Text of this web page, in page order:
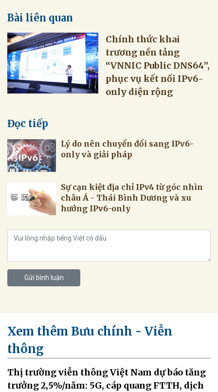
Bài liên quan
Chính thức khai
trương nền tảng
“VNNIC Public DNS64”,
phục vụ kết nối IPv6-
only diện rộng
Đọc tiếp
Lý do nên chuyển đổi sang IPv6-
only và giải pháp
Sự cạn kiệt địa chỉ IPv4 từ góc nhìn
châu Á - Thái Bình Dương và xu
hướng IPv6-only
Gửi bình luận
Xem thêm Bưu chính - Viễn
thông
Thị trường viễn thông Việt Nam dự báo tăng
trưởng 2,5%/năm: 5G, cáp quang FTTH, dịch